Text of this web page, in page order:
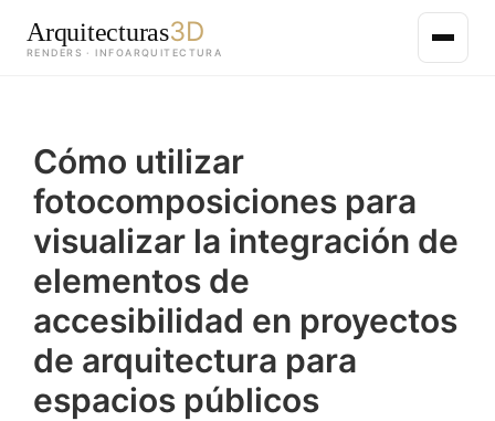
Arquitecturas3D
RENDERS · INFOARQUITECTURA
contenido
principal
Cómo utilizar
fotocomposiciones para
visualizar la integración de
elementos de
accesibilidad en proyectos
de arquitectura para
espacios públicos